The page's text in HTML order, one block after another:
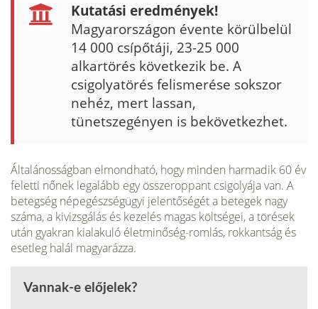
Kutatási eredmények!
Magyarországon évente körülbelül
14 000 csípőtáji, 23-25 000
alkartörés következik be. A
csigolyatörés felismerése sokszor
nehéz, mert lassan,
tünetszegényen is bekövetkezhet.
Általánosságban elmondható, hogy minden harmadik 60 év
feletti nőnek legalább egy összeroppant csigolyája van. A
betegség népegészségügyi jelentőségét a betegek nagy
száma, a kivizsgálás és keze­lés magas költségei, a törések
után gyakran kialakuló életminőség-romlás, rokkantság és
esetleg halál magyarázza.
Vannak-e előjelek?